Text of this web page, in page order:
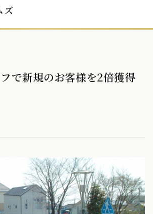
ズ
で新規のお客様を2倍獲得